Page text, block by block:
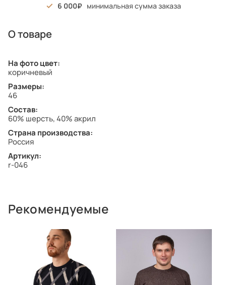
6 000 минимальная сумма заказа
О товаре
На фото цвет:
коричневый
Размеры:
46
Состав:
60% шерсть, 40% акрил
Страна производства:
Россия
Артикул:
r-046
Рекомендуемые